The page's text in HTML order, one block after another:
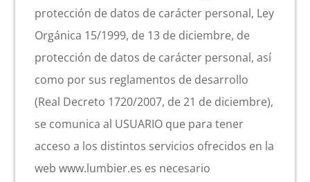
La villa
Turismo
Actividad económica
Actualidad
protección de datos de carácter personal, Ley
Orgánica 15/1999, de 13 de diciembre, de
protección de datos de carácter personal, así
como por sus reglamentos de desarrollo
(Real Decreto 1720/2007, de 21 de diciembre),
se comunica al USUARIO que para tener
acceso a los distintos servicios ofrecidos en la
web www.lumbier.es es necesario